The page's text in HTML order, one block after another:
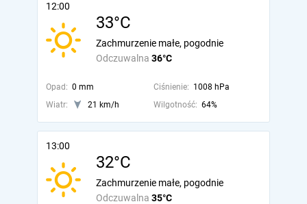
12:00
33°C
Odczuwalna 36°C
Zachmurzenie małe, pogodnie
Opad: 0 mm Ciśnienie: 1008 hPa
Wiatr:
21 km/h Wilgotność: 64%
13:00
32°C
Odczuwalna 35°C
Zachmurzenie małe, pogodnie